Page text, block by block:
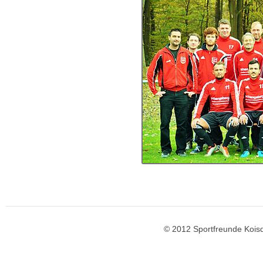
© 2012 Sportfreunde